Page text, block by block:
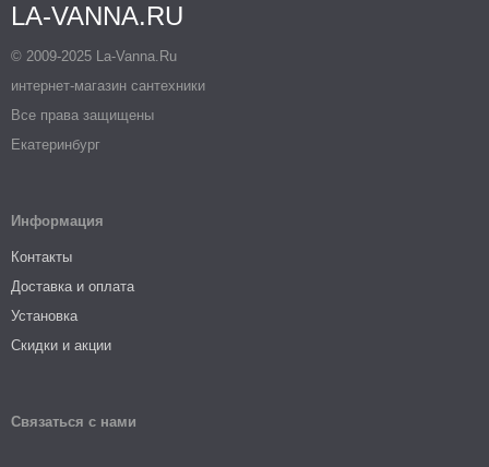
LA-VANNA.RU
© 2009-2025 La-Vanna.Ru
интернет-магазин сантехники
Все права защищены
Екатеринбург
Информация
Контакты
Доставка и оплата
Установка
Скидки и акции
Связаться с нами